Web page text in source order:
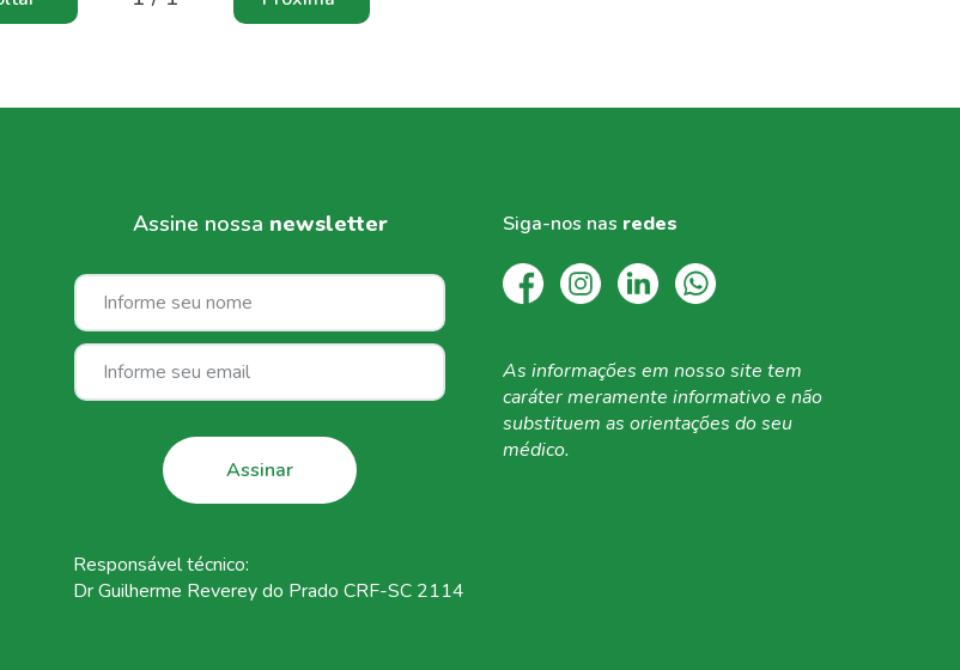
Assine nossa newsletter
Responsável técnico:
Dr Guilherme Reverey do Prado CRF-SC 2114
Siga-nos nas redes
As informações em nosso site tem
carátermeramente informativoe não
substituem as orientações do seu
médico.